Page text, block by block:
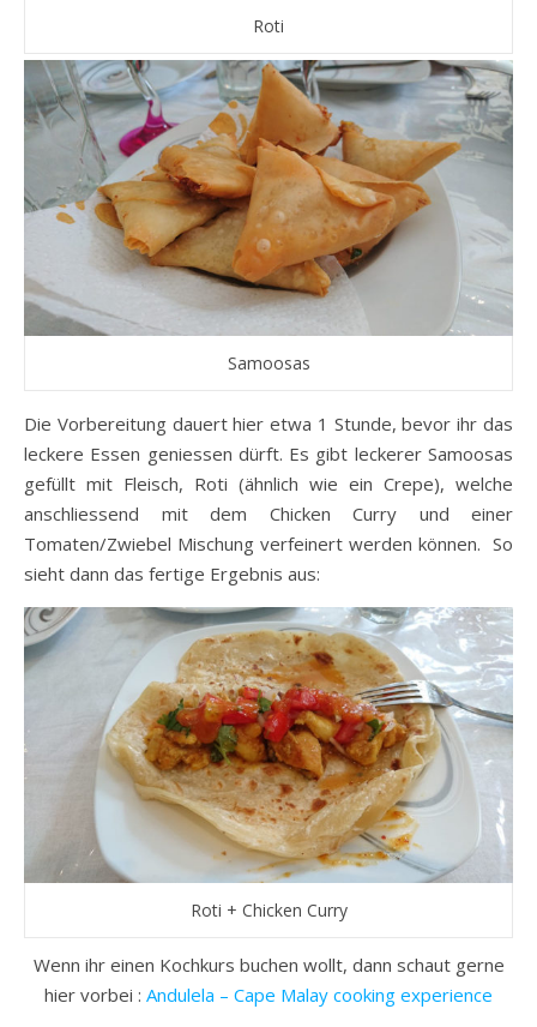
Roti
Samoosas
Die Vorbereitung dauert hier etwa 1 Stunde, bevor ihr das
leckere Essen geniessen dürft. Es gibt leckerer Samoosas
gefüllt mit Fleisch, Roti (ähnlich wie ein Crepe), welche
anschliessend mit dem Chicken Curry und einer
Tomaten/Zwiebel Mischung verfeinert werden können. So
sieht dann das fertige Ergebnis aus:
Roti + Chicken Curry
Wenn ihr einen Kochkurs buchen wollt, dann schaut gerne
hier vorbei : Andulela – Cape Malay cooking experience